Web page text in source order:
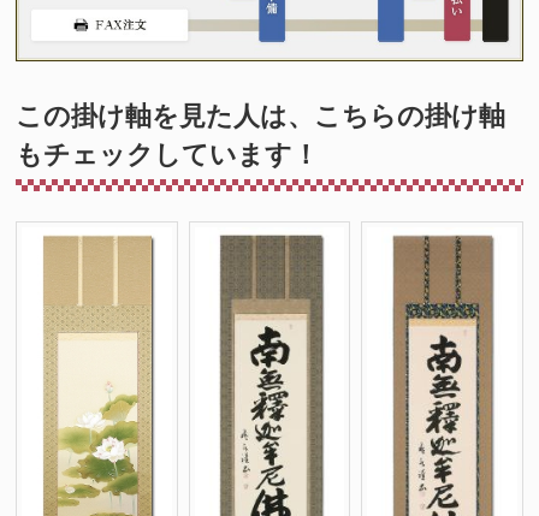
この掛け軸を見た人は、こちらの掛け軸
もチェックしています！